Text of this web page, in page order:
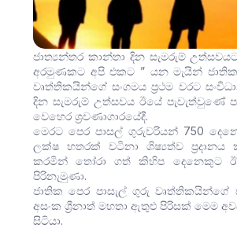
ජාත්‍යන්තර කාන්තා දින සැමරුම්
අරමුණකට අපි එකට ” යන මැයින්
වෘත්තිකයින්ගේ සංගමය ප්‍රථම වරට
දින සැමරුම් උත්සවය ඊයේ පැවැත්වුණේ
වෙහෙර ශ්‍රවණාගාරයේදී.
මෙරට පෙර පාසල් ගුරුවරියන් 750
ලක්ෂ හතරක් වටිනා ශිෂ්‍යත්ව ප්‍රදානය
කරමින් තෝරා ගත් කිහිප දෙනෙකුට
පිරිනැමුණා.
ජාතික පෙර පාසැල් ගුරු වෘත්තිකයින්ගේ
අසංක ශ්‍රීනාත් මහතා ඇතුළු පිරිසක් මෙම
සිටියා.